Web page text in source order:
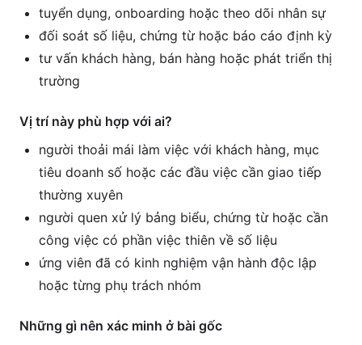
tuyển dụng, onboarding hoặc theo dõi nhân sự
đối soát số liệu, chứng từ hoặc báo cáo định kỳ
tư vấn khách hàng, bán hàng hoặc phát triển thị
trường
Vị trí này phù hợp với ai?
người thoải mái làm việc với khách hàng, mục
tiêu doanh số hoặc các đầu việc cần giao tiếp
thường xuyên
người quen xử lý bảng biểu, chứng từ hoặc cần
công việc có phần việc thiên về số liệu
ứng viên đã có kinh nghiệm vận hành độc lập
hoặc từng phụ trách nhóm
Những gì nên xác minh ở bài gốc